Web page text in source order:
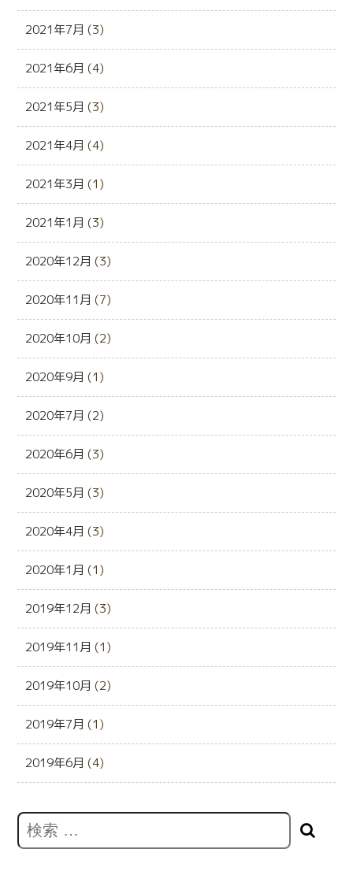
2021年7月 (3)
2021年6月 (4)
2021年5月 (3)
2021年4月 (4)
2021年3月 (1)
2021年1月 (3)
2020年12月 (3)
2020年11月 (7)
2020年10月 (2)
2020年9月 (1)
2020年7月 (2)
2020年6月 (3)
2020年5月 (3)
2020年4月 (3)
2020年1月 (1)
2019年12月 (3)
2019年11月 (1)
2019年10月 (2)
2019年7月 (1)
2019年6月 (4)